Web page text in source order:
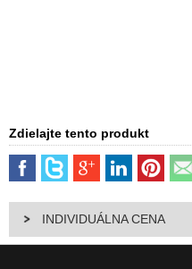
Zdielajte tento produkt
INDIVIDUÁLNA CENA